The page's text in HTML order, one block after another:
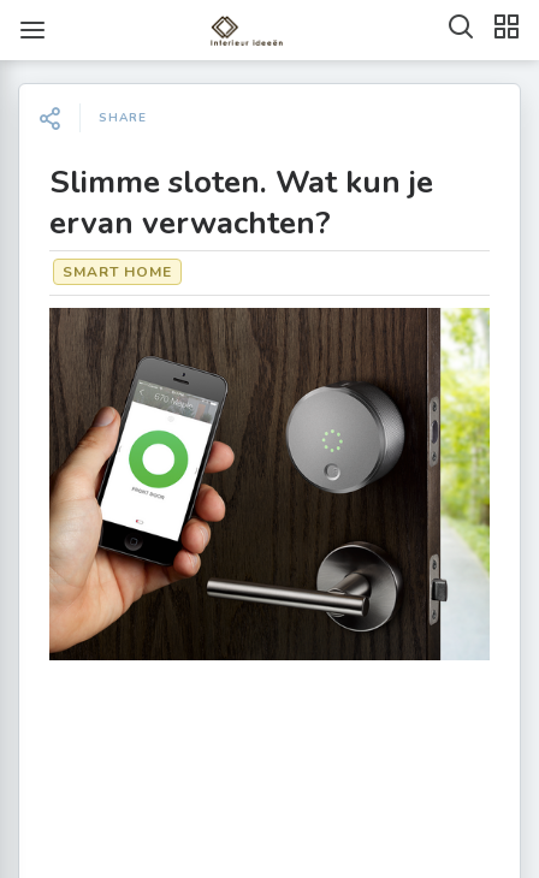
SHARE
Slimme sloten. Wat kun je
ervan verwachten?
SMART HOME